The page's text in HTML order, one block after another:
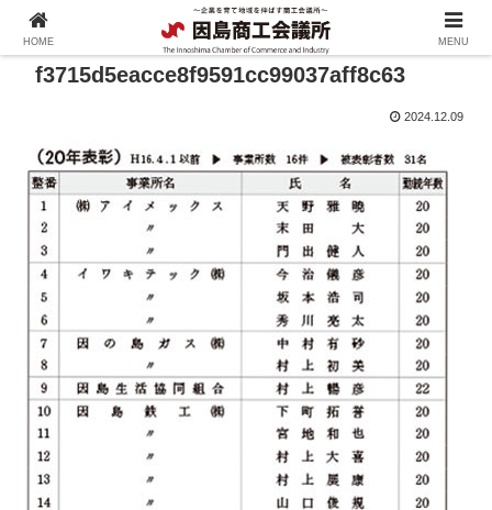
f3715d5eacce8f9591cc99037aff8c63
2024.12.09
HOME MENU